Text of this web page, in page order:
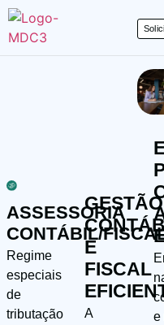
ASSESSORIA
CONTÁBIL/
Regime
especiais
de
tributação
GESTÃO
E
FISCAL
A
e